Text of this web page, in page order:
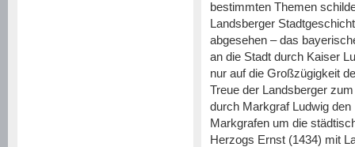
bestimmten Themen
Landsberger
abgesehen – das
an die Stadt durch Kaiser
nur auf die Großzügigkeit
Treue der Landsberger
durch Markgraf Ludwig
Markgrafen um die
Herzogs Ernst (1434) mit